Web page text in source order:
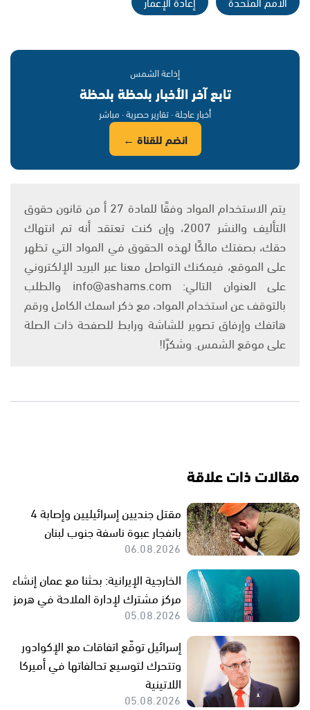
إذاعة الشمس
تابع آخر الأخبار بلحظة بلحظة
أخبار عاجلة · تقارير حصرية · مباشر
انضم للقناة ←
يتم الاستخدام المواد وفقًا للمادة 27 أ من قانون حقوق
التأليف والنشر 2007، وإن كنت تعتقد أنه تم انتهاك
حقك، بصفتك مالكًا لهذه الحقوق في المواد التي تظهر
على الموقع، فيمكنك التواصل معنا عبر البريد الإلكتروني
على العنوان التالي: info@ashams.com والطلب
بالتوقف عن استخدام المواد، مع ذكر اسمك الكامل ورقم
هاتفك وإرفاق تصوير للشاشة ورابط للصفحة ذات الصلة
على موقع الشمس. وشكرًا!
مقالات ذات علاقة
مقتل جنديين إسرائيليين وإصابة 4
بانفجار عبوة ناسفة جنوب لبنان
06.08.2026
الخارجية الإيرانية: بحثنا مع عمان إنشاء
مركز مشترك لإدارة الملاحة في هرمز
05.08.2026
إسرائيل توقّع اتفاقات مع الإكوادور
وتتحرك لتوسيع تحالفاتها في أميركا
اللاتينية
05.08.2026